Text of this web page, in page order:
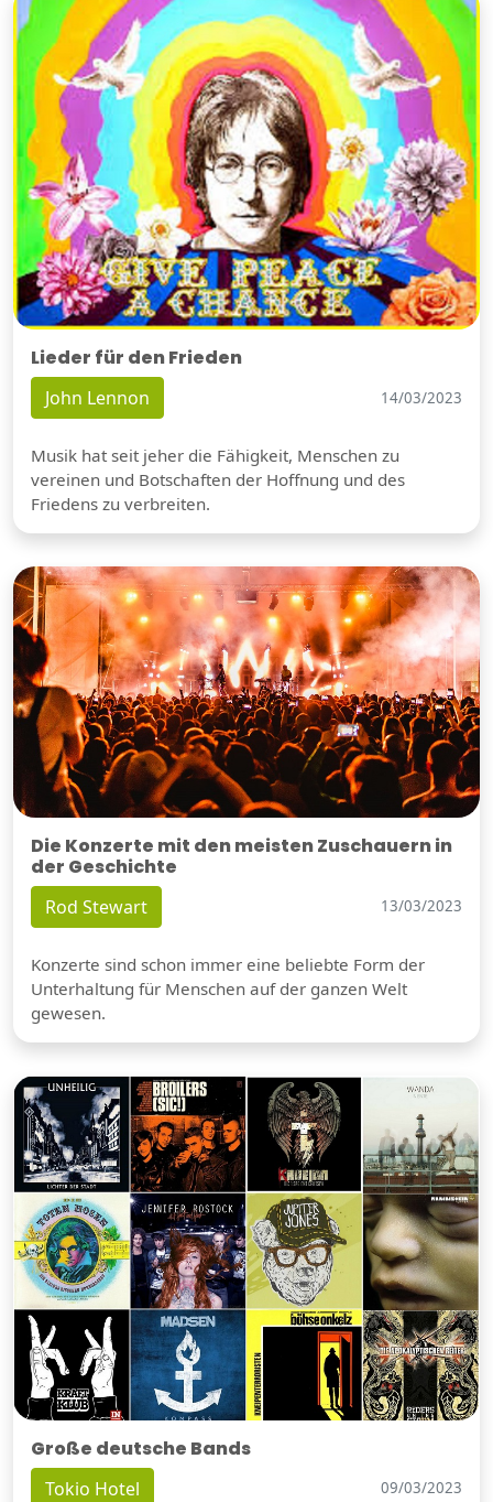
Lieder für den Frieden
John Lennon 14/03/2023
Musik hat seit jeher die Fähigkeit, Menschen zu
vereinen und Botschaften der Hoffnung und des
Friedens zu verbreiten.
Die Konzerte mit den meisten Zuschauern in
der Geschichte
Rod Stewart 13/03/2023
Konzerte sind schon immer eine beliebte Form der
Unterhaltung für Menschen auf der ganzen Welt
gewesen.
Große deutsche Bands
Tokio Hotel 09/03/2023